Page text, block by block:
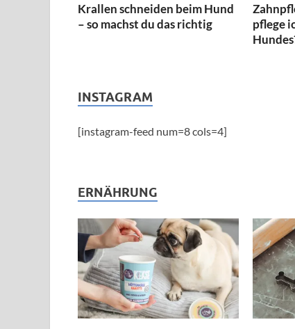
Krallen schneiden beim Hund
– so machst du das richtig
pflege
INSTAGRAM
[instagram-feed num=8 cols=4]
ERNÄHRUNG